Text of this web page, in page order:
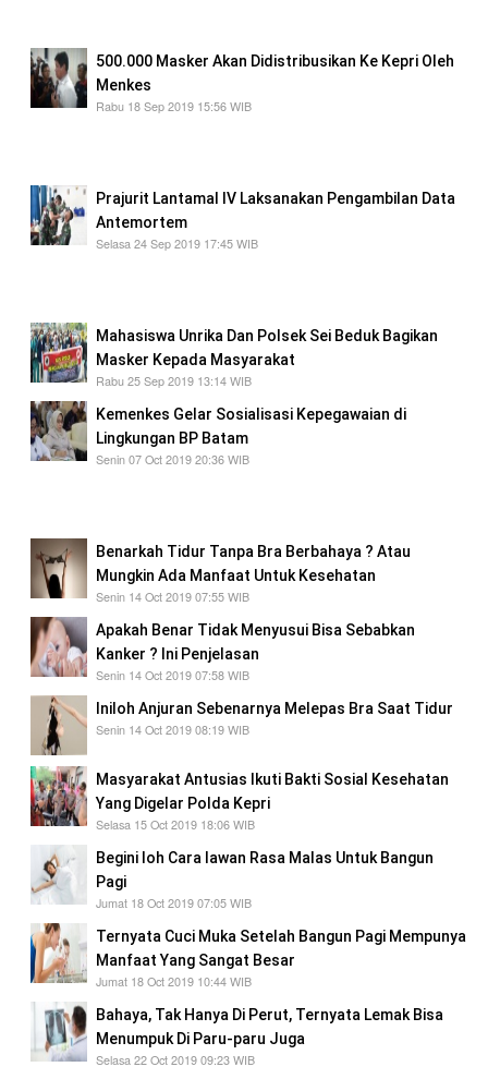
500.000 Masker Akan Didistribusikan Ke Kepri Oleh
Menkes
Rabu 18 Sep 2019 15:56 WIB
Prajurit Lantamal IV Laksanakan Pengambilan Data
Antemortem
Selasa 24 Sep 2019 17:45 WIB
Mahasiswa Unrika Dan Polsek Sei Beduk Bagikan
Masker Kepada Masyarakat
Rabu 25 Sep 2019 13:14 WIB
Kemenkes Gelar Sosialisasi Kepegawaian di
Lingkungan BP Batam
Senin 07 Oct 2019 20:36 WIB
Benarkah Tidur Tanpa Bra Berbahaya ? Atau
Mungkin Ada Manfaat Untuk Kesehatan
Senin 14 Oct 2019 07:55 WIB
Apakah Benar Tidak Menyusui Bisa Sebabkan
Kanker ? Ini Penjelasan
Senin 14 Oct 2019 07:58 WIB
Iniloh Anjuran Sebenarnya Melepas Bra Saat Tidur
Senin 14 Oct 2019 08:19 WIB
Masyarakat Antusias Ikuti Bakti Sosial Kesehatan
Yang Digelar Polda Kepri
Selasa 15 Oct 2019 18:06 WIB
Begini loh Cara lawan Rasa Malas Untuk Bangun
Pagi
Jumat 18 Oct 2019 07:05 WIB
Ternyata Cuci Muka Setelah Bangun Pagi Mempunya
Manfaat Yang Sangat Besar
Jumat 18 Oct 2019 10:44 WIB
Bahaya, Tak Hanya Di Perut, Ternyata Lemak Bisa
Menumpuk Di Paru-paru Juga
Selasa 22 Oct 2019 09:23 WIB